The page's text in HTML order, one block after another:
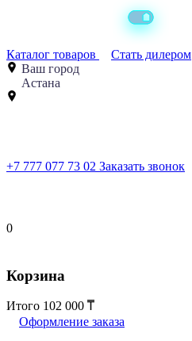
Каталог товаров
Стать дилером
Ваш город
Астана
+7 777 077 73 02 Заказать звонок
0
Корзина
Итого 102 000
Оформление заказа